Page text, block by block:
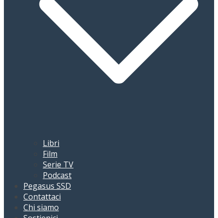
Libri
Film
Serie TV
Podcast
Pegasus SSD
Contattaci
Chi siamo